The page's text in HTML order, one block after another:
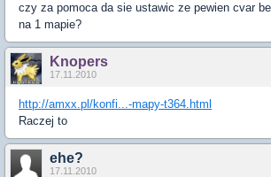
czy za pomoca da sie ustawic ze pewien cvar
na 1 mapie?
Knopers
17.11.2010
http://amxx.pl/konfi...-mapy-t364.html
Raczej to
ehe?
17.11.2010